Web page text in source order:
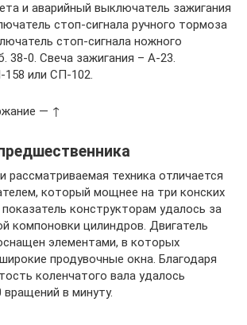
и аварийный выключатель зажигания
стоп-сигнала ручного тормоза
стоп-сигнала ножного
38-0. Свеча зажигания – А-23.
или СП-102.
— ↑
рассматриваемая техника отличается
который мощнее на три конских
конструкторам удалось за
компоновки цилиндров. Двигатель
элементами, в которых
продувочные окна. Благодаря
коленчатого вала удалось
в минуту.